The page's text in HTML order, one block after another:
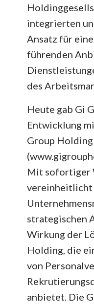
integrierten
Ansatz für
führenden
des
Heute gab Gi
Entwicklung
Group Holding
Mit sofortiger
vereinheitlicht
strategischen
Wirkung der
Holding, die
von
anbietet. Die